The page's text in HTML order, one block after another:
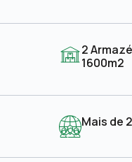
2
1600m2
Mais de